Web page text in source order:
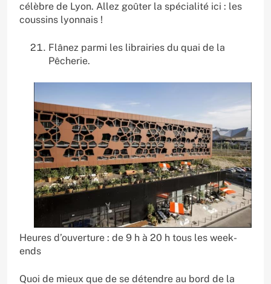
célèbre de Lyon. Allez goûter la spécialité ici : les
coussins lyonnais !
Flânez parmi les librairies du quai de la
Pêcherie.
Heures d’ouverture : de 9 h à 20 h tous les week-
ends
Quoi de mieux que de se détendre au bord de la